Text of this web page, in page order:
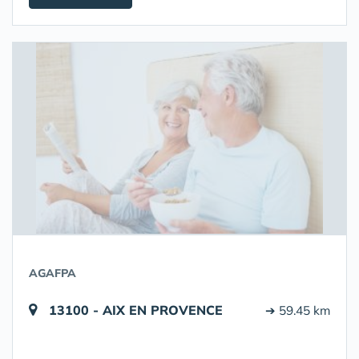
AGAFPA
13100 - AIX EN PROVENCE ➔ 59.45 km